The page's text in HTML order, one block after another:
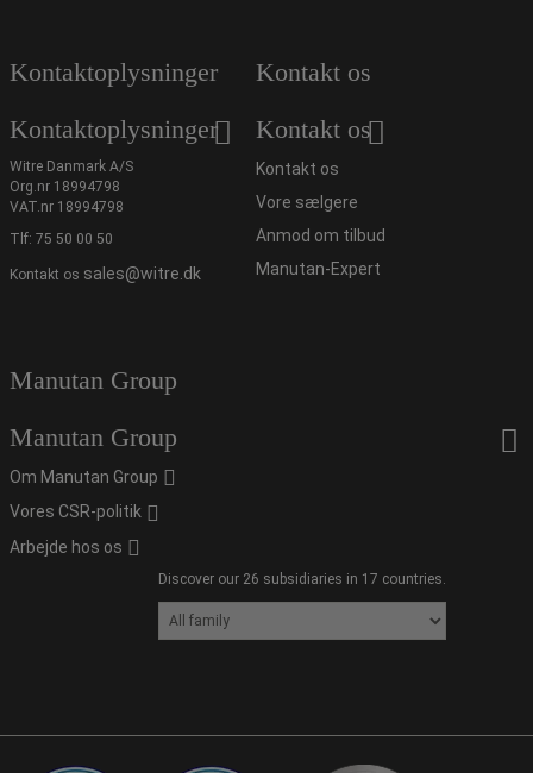
Kontaktoplysninger
Kontaktoplysninger
Witre Danmark A/S
Org.nr 18994798
VAT.nr 18994798
Tlf: 75 50 00 50
Kontakt os sales@witre.dk
Kontakt os
Kontakt os
Kontakt os
Vore sælgere
Anmod om tilbud
Manutan-Expert
Manutan Group
Manutan Group
Om Manutan Group
Vores CSR-politik
Arbejde hos os
Discover our 26 subsidiaries in 17 countries.